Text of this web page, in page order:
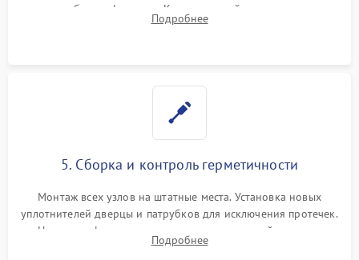
патрубках и фильтрах. Компонентный ремонт платы
управления, восстановление поврежденной проводки.
Подробнее
5. Сборка и контроль герметичности
Монтаж всех узлов на штатные места. Установка новых
уплотнителей дверцы и патрубков для исключения протечек.
Надежная фиксация хомутов гидравлической системы,
сборка корпуса и установка датчика поплавка.
Подробнее